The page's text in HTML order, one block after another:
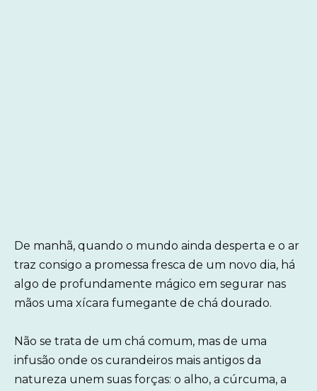
De manhã, quando o mundo ainda desperta e o ar
traz consigo a promessa fresca de um novo dia, há
algo de profundamente mágico em segurar nas
mãos uma xícara fumegante de chá dourado.
Não se trata de um chá comum, mas de uma
infusão onde os curandeiros mais antigos da
natureza unem suas forças: o alho, a cúrcuma, a